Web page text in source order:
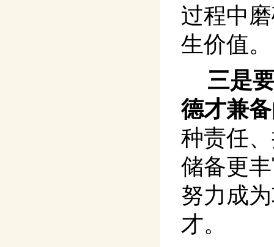
过程中
生价值。
三是
德才兼
种责任
储备更
努力成
才。